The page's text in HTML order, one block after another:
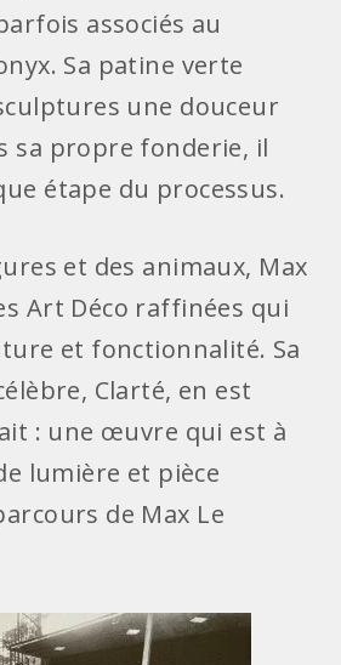
associés au
Sa patine verte
une douceur
sa propre fonderie, il
étape du processus.
et des animaux, Max
Art Déco raffinées qui
et fonctionnalité. Sa
Clarté, en est
: une œuvre qui est à
lumière et pièce
de Max Le